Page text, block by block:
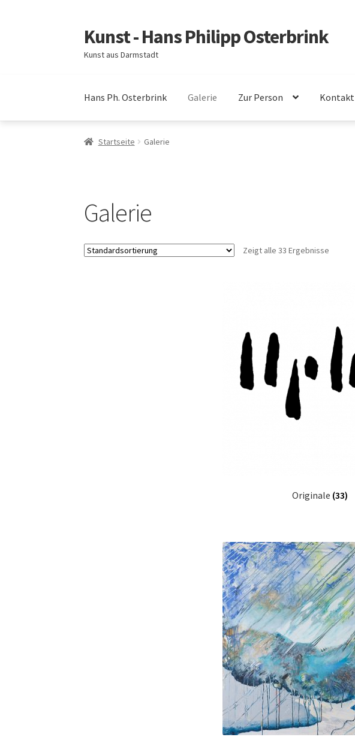
Zur
Navigation
springen
Zum
Inhalt
springen
Kunst - Hans Philipp Osterbrink
Kunst aus Darmstadt
Hans Ph. Osterbrink Galerie Zur Person Kontakt
Startseite Galerie
Galerie
Zeigt alle 33 Ergebnisse
Originale (33)